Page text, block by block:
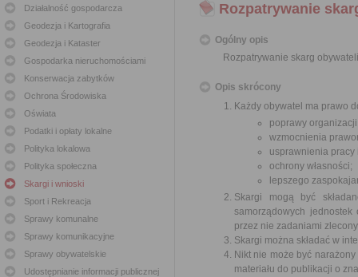
Działalność gospodarcza
Geodezja i Kartografia
Geodezja i Kataster
Gospodarka nieruchomościami
Konserwacja zabytków
Ochrona Środowiska
Oświata
Podatki i opłaty lokalne
Polityka lokalowa
Polityka społeczna
Skargi i wnioski
Sport i Rekreacja
Sprawy komunalne
Sprawy komunikacyjne
Sprawy obywatelskie
Udostępnianie informacji publicznej
Rozpatrywanie
Ogólny opis
Rozpatrywanie skarg obywateli
Opis skrócony
Każdy obywatel ma prawo
poprawy
wzmocnienia
usprawnienia
ochrony własności;
lepszego
Skargi mogą być
samorządowych
przez nie zadaniami
Skargi można składać w
Nikt nie może być
materiału do publikacji o